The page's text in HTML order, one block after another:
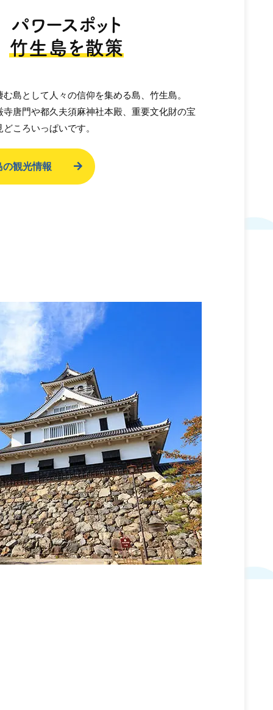
パワースポット
竹生島を散策
島として人々の信仰を集める島、竹生島。
寺唐門や都久夫須麻神社本殿、重要文化財の宝
ころいっぱいです。
の観光情報